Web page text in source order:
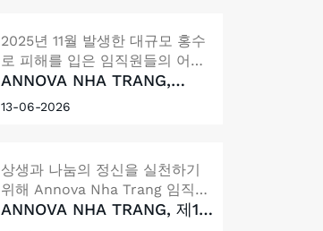
중요성을 알리는 뜻깊은 시간을
마련했습니다.
13-06-2026
ANNOVA NHA TRANG,
2025년 11월 대홍수 피해 임
직원 지원
2025년 11월 발생한 대규모 홍수
로 피해를 입은 임직원들의 어려
움을 함께 극복하기 위해 Annova
Nha Trang의 투자사와 경영진은
시행했습니다.
ANNOVA NHA TRANG, 제10
상생과 나눔의 정신을 실천하기
위해 Annova Nha Trang 임직원
들은 뜻을 모아 **제10호 태풍